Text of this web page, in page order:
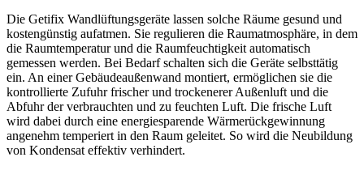
Die Getifix Wandlüftungsgeräte lassen solche Räume gesund und
kostengünstig aufatmen. Sie regulieren die Raumatmosphäre, in dem
die Raumtemperatur und die Raumfeuchtigkeit automatisch
gemessen werden. Bei Bedarf schalten sich die Geräte selbsttätig
ein. An einer Gebäudeaußenwand montiert, ermöglichen sie die
kontrollierte Zufuhr frischer und trockenerer Außenluft und die
Abfuhr der verbrauchten und zu feuchten Luft. Die frische Luft
wird dabei durch eine energiesparende Wärmerückgewinnung
angenehm temperiert in den Raum geleitet. So wird die Neubildung
von Kondensat effektiv verhindert.